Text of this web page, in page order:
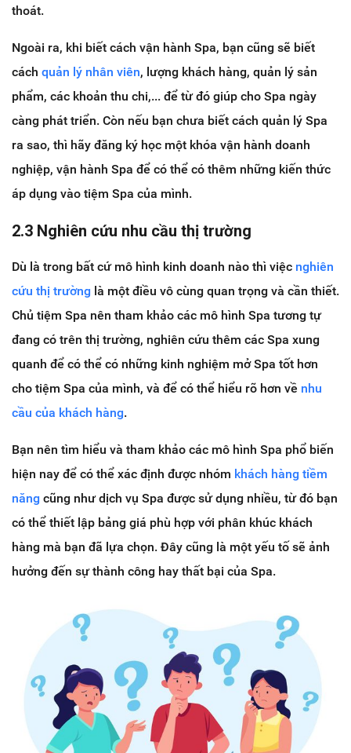
thoát.
Ngoài ra, khi biết cách vận hành Spa, bạn cũng sẽ biết
cách quản lý nhân viên, lượng khách hàng, quản lý sản
phẩm, các khoản thu chi,... để từ đó giúp cho Spa ngày
càng phát triển. Còn nếu bạn chưa biết cách quản lý Spa
ra sao, thì hãy đăng ký học một khóa vận hành doanh
nghiệp, vận hành Spa để có thể có thêm những kiến thức
áp dụng vào tiệm Spa của mình.
2.3 Nghiên cứu nhu cầu thị trường
Dù là trong bất cứ mô hình kinh doanh nào thì việc nghiên
cứu thị trường là một điều vô cùng quan trọng và cần thiết.
Chủ tiệm Spa nên tham khảo các mô hình Spa tương tự
đang có trên thị trường, nghiên cứu thêm các Spa xung
quanh để có thể có những kinh nghiệm mở Spa tốt hơn
cho tiệm Spa của mình, và để có thể hiểu rõ hơn về nhu
cầu của khách hàng.
Bạn nên tìm hiểu và tham khảo các mô hình Spa phổ biến
hiện nay để có thể xác định được nhóm khách hàng tiềm
năng cũng như dịch vụ Spa được sử dụng nhiều, từ đó bạn
có thể thiết lập bảng giá phù hợp với phân khúc khách
hàng mà bạn đã lựa chọn. Đây cũng là một yếu tố sẽ ảnh
hưởng đến sự thành công hay thất bại của Spa.